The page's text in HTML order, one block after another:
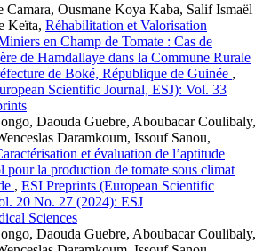
Camara, Ousmane Koya Kaba, Salif Ismaël
Keïta, Réhabilitation et Valorisation
en Champ de Tomate : Cas de
de Hamdallaye dans la Commune Rurale
de Boké, République de Guinée ,
Scientific Journal, ESJ): Vol. 33
Daouda Guebre, Aboubacar Coulibaly,
Daramkoum, Issouf Sanou,
et évaluation de l’aptitude
pour la production de tomate sous climat
, ESI Preprints (European Scientific
20 No. 27 (2024): ESJ
Sciences
Daouda Guebre, Aboubacar Coulibaly,